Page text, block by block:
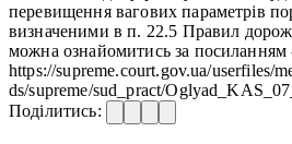
перевищення вагових параметрів
визначеними в п. 22.5 Правил
можна ознайомитись за посиланням
https://supreme.court.gov.ua/userfiles/
ds/supreme/sud_pract/
Поділитись: